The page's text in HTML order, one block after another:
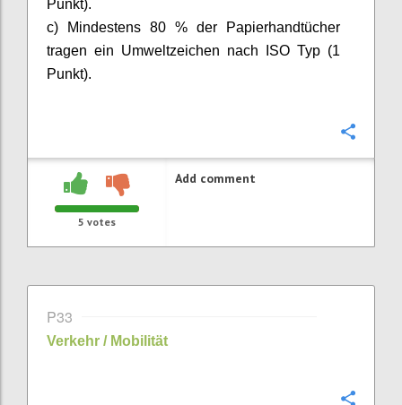
Punkt).
c)
Mindestens 80 % der Papierhandtücher
tragen ein Umweltzeichen nach ISO Typ (1
Punkt).
5 votes
Add comment
P33
Verkehr / Mobilität